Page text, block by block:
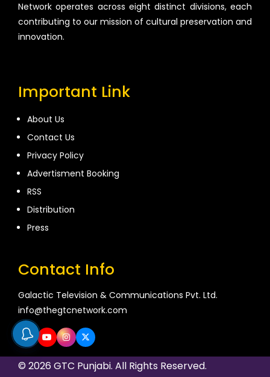
Network operates across eight distinct divisions, each
contributing to our mission of cultural preservation and
innovation.
Important Link
About Us
Contact Us
Privacy Policy
Advertisment Booking
RSS
Distribution
Press
Contact Info
Galactic Television & Communications Pvt. Ltd.
info@thegtcnetwork.com
© 2026 GTC Punjabi. All Rights Reserved.